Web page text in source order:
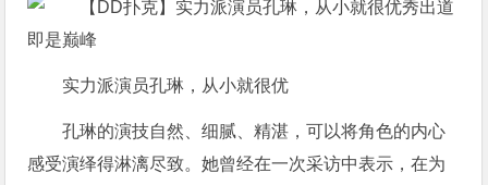
实力派演员孔琳，从小就很优
孔琳的演技自然、细腻、精湛，可以将角色的内心
感受演绎得淋漓尽致。她曾经在一次采访中表示，在为